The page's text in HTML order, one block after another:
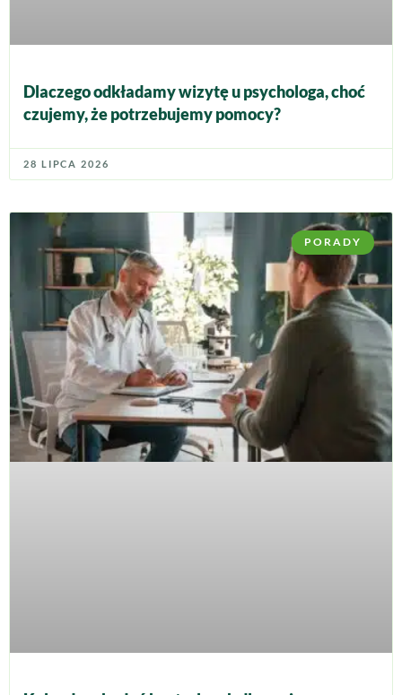
Dlaczego odkładamy wizytę u psychologa, choć
czujemy, że potrzebujemy pomocy?
28 LIPCA 2026
PORADY